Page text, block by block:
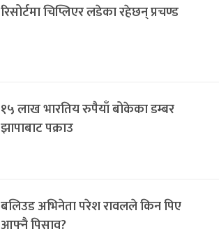
रिसोर्टमा चिप्लिएर लडेका रहेछन् प्रचण्ड
१५ लाख भारतिय रुपैयाँ बोकेका डम्बर
झापाबाट पक्राउ
बलिउड अभिनेता परेश रावलले किन पिए
आफ्नै पिसाव?